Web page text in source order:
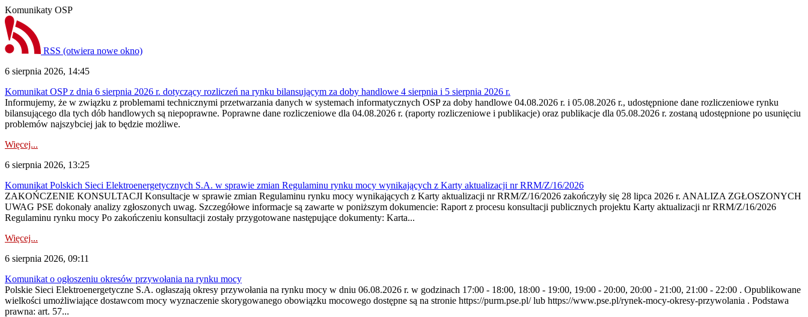
Komunikaty OSP
RSS (otwiera nowe okno)
6 sierpnia 2026, 14:45
Komunikat OSP z dnia 6 sierpnia 2026 r. dotyczący rozliczeń na rynku bilansującym za doby handlowe 4 sierpnia i 5 sierpnia 2026 r.
Informujemy, że w związku z problemami technicznymi przetwarzania danych w systemach informatycznych OSP za doby handlowe 04.08.2026 r. i 05.08.2026 r., udostępnione dane rozliczeniowe rynku
bilansującego dla tych dób handlowych są niepoprawne. Poprawne dane rozliczeniowe dla 04.08.2026 r. (raporty rozliczeniowe i publikacje) oraz publikacje dla 05.08.2026 r. zostaną udostępnione po usunięciu
problemów najszybciej jak to będzie możliwe.
Więcej...
6 sierpnia 2026, 13:25
Komunikat Polskich Sieci Elektroenergetycznych S.A. w sprawie zmian Regulaminu rynku mocy wynikających z Karty aktualizacji nr RRM/Z/16/2026
ZAKOŃCZENIE KONSULTACJI Konsultacje w sprawie zmian Regulaminu rynku mocy wynikających z Karty aktualizacji nr RRM/Z/16/2026 zakończyły się 28 lipca 2026 r. ANALIZA ZGŁOSZONYCH
UWAG PSE dokonały analizy zgłoszonych uwag. Szczegółowe informacje są zawarte w poniższym dokumencie: Raport z procesu konsultacji publicznych projektu Karty aktualizacji nr RRM/Z/16/2026
Regulaminu rynku mocy Po zakończeniu konsultacji zostały przygotowane następujące dokumenty: Karta...
Więcej...
6 sierpnia 2026, 09:11
Komunikat o ogłoszeniu okresów przywołania na rynku mocy
Polskie Sieci Elektroenergetyczne S.A. ogłaszają okresy przywołania na rynku mocy w dniu 06.08.2026 r. w godzinach 17:00 - 18:00, 18:00 - 19:00, 19:00 - 20:00, 20:00 - 21:00, 21:00 - 22:00 . Opublikowane
wielkości umożliwiające dostawcom mocy wyznaczenie skorygowanego obowiązku mocowego dostępne są na stronie https://purm.pse.pl/ lub https://www.pse.pl/rynek-mocy-okresy-przywolania . Podstawa
prawna: art. 57...